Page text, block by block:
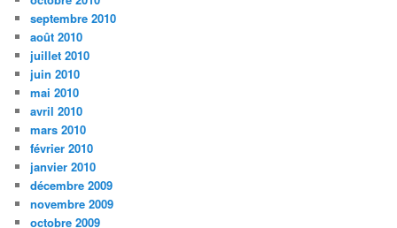
septembre 2010
août 2010
juillet 2010
juin 2010
mai 2010
avril 2010
mars 2010
février 2010
janvier 2010
décembre 2009
novembre 2009
octobre 2009